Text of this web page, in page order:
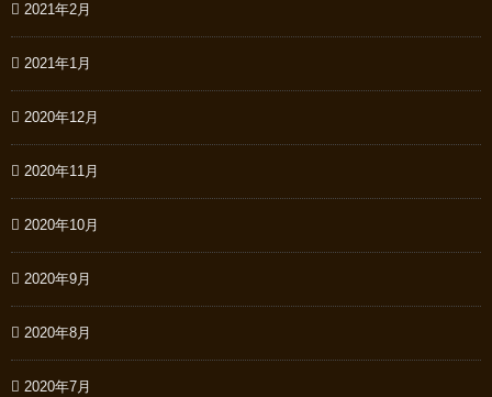
2021年2月
2021年1月
2020年12月
2020年11月
2020年10月
2020年9月
2020年8月
2020年7月